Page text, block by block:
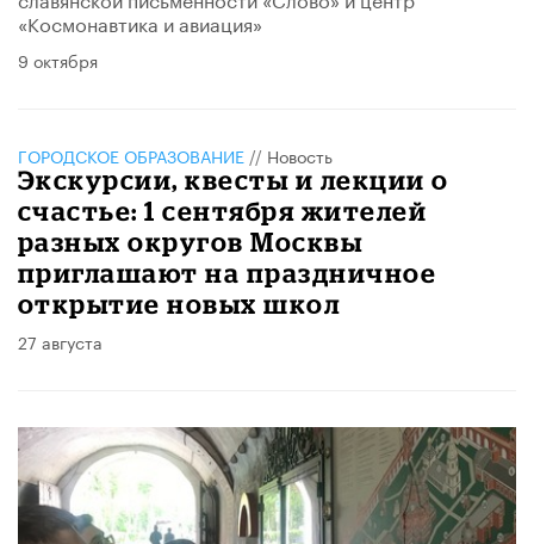
«Космонавтика и авиация»
9 октября
ГОРОДСКОЕ ОБРАЗОВАНИЕ // Новость
Экскурсии, квесты и лекции о
счастье: 1 сентября жителей
разных округов Москвы
приглашают на праздничное
открытие новых школ
27 августа